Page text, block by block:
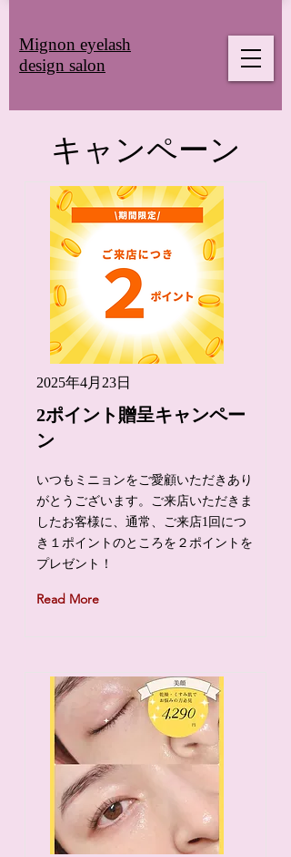
Mignon eyelash
design salon
​キャンペーン
2025年4月23日
2ポイント贈呈キャンペー
ン
いつもミニョンをご愛顧いただきあり
がとうございます。ご来店いただきま
したお客様に、通常、ご来店1回につ
き１ポイントのところを２ポイントを
プレゼント！
Read More